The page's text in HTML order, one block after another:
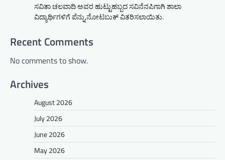
ಸವಿತಾ ಚಲವಾದಿ ಅವರ ಹುಟ್ಟುಹಬ್ಬದ ಸವಿನೆನಪಿಗಾಗಿ ಶಾಲಾ
ವಿದ್ಯಾರ್ಥಿಗಳಿಗೆ ಪೆನ್ನು,ನೋಟಬುಕ್ ವಿತರಿಸಲಾಯಿತು.
Recent Comments
No comments to show.
Archives
August 2026
July 2026
June 2026
May 2026